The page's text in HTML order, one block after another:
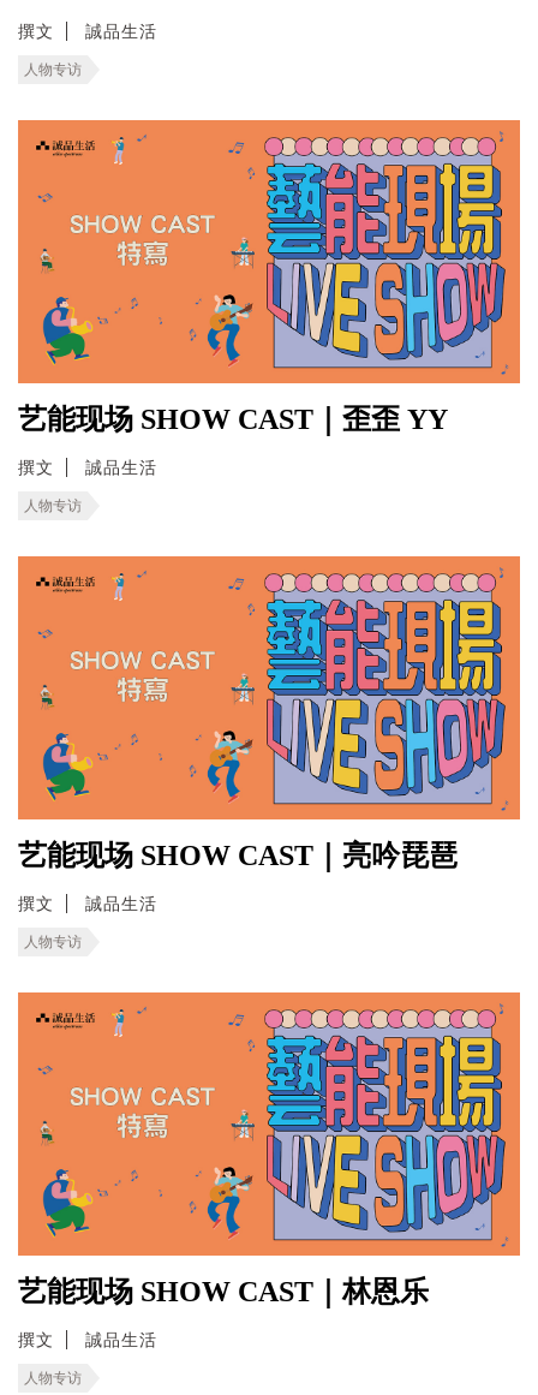
撰文 誠品生活
人物专访
艺能现场 SHOW CAST｜歪歪 YY
撰文 誠品生活
人物专访
艺能现场 SHOW CAST｜亮吟琵琶
撰文 誠品生活
人物专访
艺能现场 SHOW CAST｜林恩乐
撰文 誠品生活
人物专访